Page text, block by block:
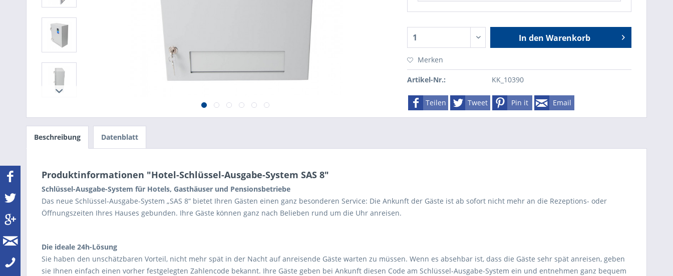
In den Warenkorb
Merken
Artikel-Nr.: KK_10390
Teilen Tweet Pin it Email
Beschreibung Datenblatt
Produktinformationen "Hotel-Schlüssel-Ausgabe-System SAS 8"
Schlüssel-Ausgabe-System für Hotels, Gasthäuser und Pensionsbetriebe
Das neue Schlüssel-Ausgabe-System „SAS 8“ bietet Ihren Gästen einen ganz besonderen Service: Die Ankunft der Gäste ist ab sofort nicht mehr an die Rezeptions- oder
Öffnungszeiten Ihres Hauses gebunden. Ihre Gäste können ganz nach Belieben rund um die Uhr anreisen.
Die ideale 24h-Lösung
Sie haben den unschätzbaren Vorteil, nicht mehr spät in der Nacht auf anreisende Gäste warten zu müssen. Wenn es absehbar ist, dass die Gäste sehr spät anreisen, geben
sie Ihnen einfach einen vorher festgelegten Zahlencode bekannt. Ihre Gäste geben bei Ankunft diesen Code am Schlüssel-Ausgabe-System ein und entnehmen ganz bequem